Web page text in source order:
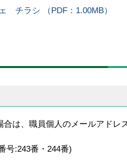
チラシ （PDF：1.00MB）
は、職員個人のメールアドレ
号:243番・244番)